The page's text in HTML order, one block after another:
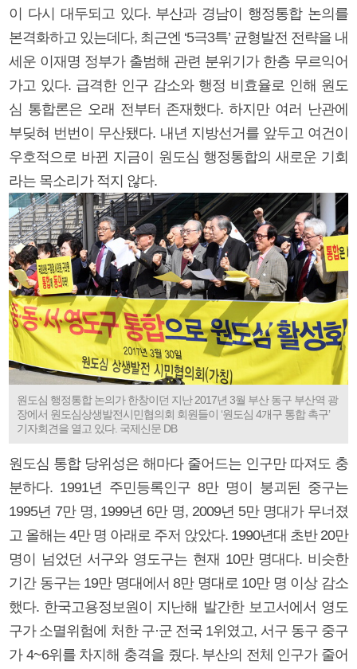
이 다시 대두되고 있다. 부산과 경남이 행정통합 논의를
본격화하고 있는데다, 최근엔 ‘5극3특’ 균형발전 전략을 내
세운 이재명 정부가 출범해 관련 분위기가 한층 무르익어
가고 있다. 급격한 인구 감소와 행정 비효율로 인해 원도
심 통합론은 오래 전부터 존재했다. 하지만 여러 난관에
부딪혀 번번이 무산됐다. 내년 지방선거를 앞두고 여건이
우호적으로 바뀐 지금이 원도심 행정통합의 새로운 기회
라는 목소리가 적지 않다.
원도심 행정통합 논의가 한창이던 지난 2017년 3월 부산 동구 부산역 광
장에서 원도심상생발전시민협의회 회원들이 ‘원도심 4개구 통합 촉구’
기자회견을 열고 있다. 국제신문 DB
원도심 통합 당위성은 해마다 줄어드는 인구만 따져도 충
분하다. 1991년 주민등록인구 8만 명이 붕괴된 중구는
1995년 7만 명, 1999년 6만 명, 2009년 5만 명대가 무너졌
고 올해는 4만 명 아래로 주저 앉았다. 1990년대 초반 20만
명이 넘었던 서구와 영도구는 현재 10만 명대다. 비슷한
기간 동구는 19만 명대에서 8만 명대로 10만 명 이상 감소
했다. 한국고용정보원이 지난해 발간한 보고서에서 영도
구가 소멸위험에 처한 구·군 전국 1위였고, 서구 동구 중구
가 4~6위를 차지해 충격을 줬다. 부산의 전체 인구가 줄어